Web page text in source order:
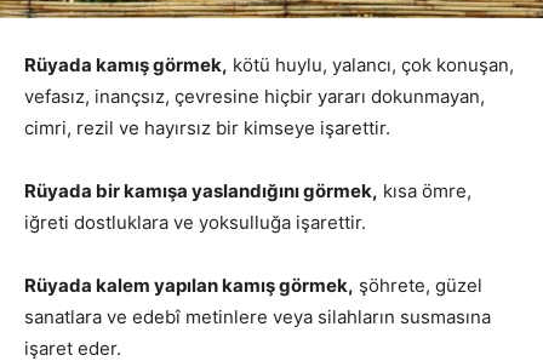
Rüyada kamış görmek, kötü huylu, yalancı, çok konuşan,
vefasız, inançsız, çevresine hiçbir yararı dokunmayan,
cimri, rezil ve hayırsız bir kimseye işarettir.
Rüyada bir kamışa yaslandığını görmek, kısa ömre,
iğreti dostluklara ve yoksulluğa işarettir.
Rüyada kalem yapılan kamış görmek, şöhrete, güzel
sanatlara ve edebî metinlere veya silahların susmasına
işaret eder.